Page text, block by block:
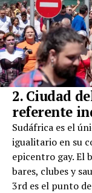
2. Ciudad
referente
Sudáfrica es el
igualitario en su
epicentro gay. El
bares, clubes y
3rd es el punto